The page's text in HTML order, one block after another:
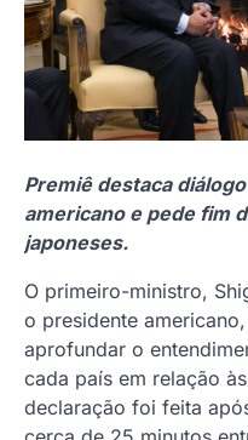
Premiê destaca
americano e pede fim
japoneses.
O primeiro-ministro,
o presidente
aprofundar o
cada país em relação
declaração foi feita